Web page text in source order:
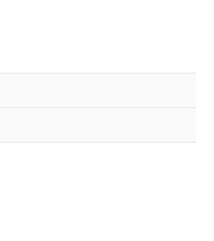
関するお客様との取
な範囲で利用すること
者とは、
して"
の「1.共同利
質）の非含有証明書
書（当社基準）